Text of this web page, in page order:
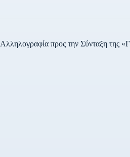
Αλληλογραφία προς την Σύνταξη της